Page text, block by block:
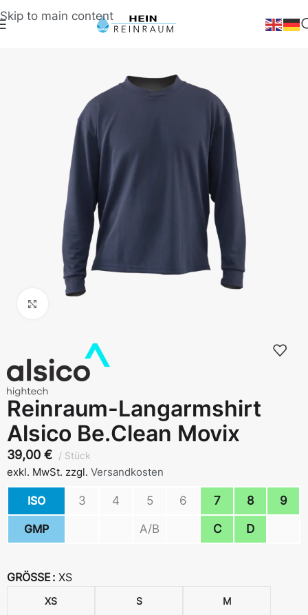
Skip to main content
Reinraum-Langarmshirt
Alsico Be.Clean Movix
39,00 € Stück
exkl. MwSt. zzgl. Versandkosten
ISO 3 4 5 6 7 8 9
GMP A/B C D
GRÖSSE XS
XS S M